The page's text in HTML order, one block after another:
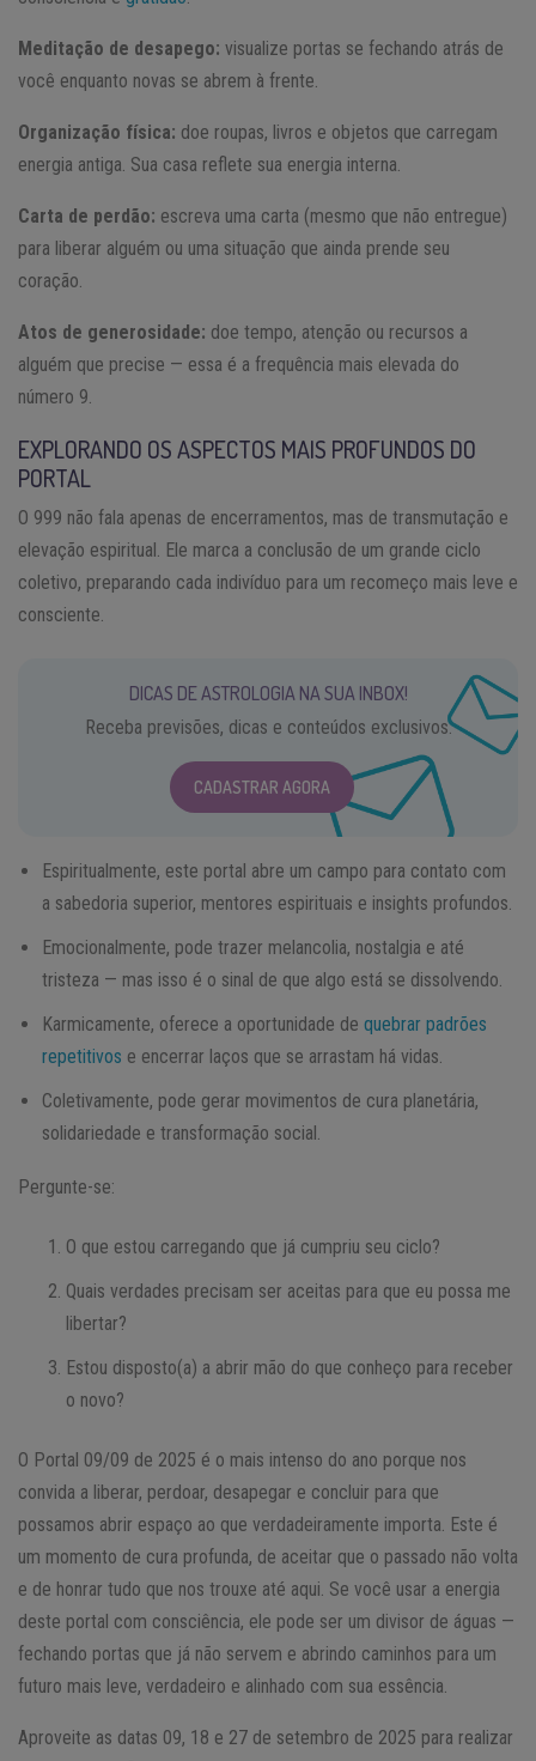
Meditação de desapego: visualize portas se fechando atrás de
você enquanto novas se abrem à frente.
Organização física: doe roupas, livros e objetos que carregam
energia antiga. Sua casa reflete sua energia interna.
Carta de perdão: escreva uma carta (mesmo que não entregue)
para liberar alguém ou uma situação que ainda prende seu
coração.
Atos de generosidade: doe tempo, atenção ou recursos a
alguém que precise — essa é a frequência mais elevada do
número 9.
EXPLORANDO OS ASPECTOS MAIS PROFUNDOS DO
PORTAL
O 999 não fala apenas de encerramentos, mas de transmutação e
elevação espiritual. Ele marca a conclusão de um grande ciclo
coletivo, preparando cada indivíduo para um recomeço mais leve e
consciente.
DICAS DE ASTROLOGIA NA SUA INBOX!
Receba previsões, dicas e conteúdos exclusivos.
CADASTRAR AGORA
Espiritualmente, este portal abre um campo para contato com
a sabedoria superior, mentores espirituais e insights profundos.
Emocionalmente, pode trazer melancolia, nostalgia e até
tristeza — mas isso é o sinal de que algo está se dissolvendo.
Karmicamente, oferece a oportunidade de quebrar padrões
repetitivos e encerrar laços que se arrastam há vidas.
Coletivamente, pode gerar movimentos de cura planetária,
solidariedade e transformação social.
Pergunte-se:
O que estou carregando que já cumpriu seu ciclo?
Quais verdades precisam ser aceitas para que eu possa me
libertar?
Estou disposto(a) a abrir mão do que conheço para receber
o novo?
O Portal 09/09 de 2025 é o mais intenso do ano porque nos
convida a liberar, perdoar, desapegar e concluir para que
possamos abrir espaço ao que verdadeiramente importa. Este é
um momento de cura profunda, de aceitar que o passado não volta
e de honrar tudo que nos trouxe até aqui. Se você usar a energia
deste portal com consciência, ele pode ser um divisor de águas —
fechando portas que já não servem e abrindo caminhos para um
futuro mais leve, verdadeiro e alinhado com sua essência.
Aproveite as datas 09, 18 e 27 de setembro de 2025 para realizar